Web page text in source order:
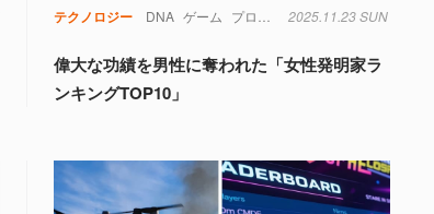
テクノロジー DNA ゲーム プログラミング ボードゲーム
2025.11.23 SUN
偉大な功績を男性に奪われた「女性発明家ラ
ンキングTOP10」